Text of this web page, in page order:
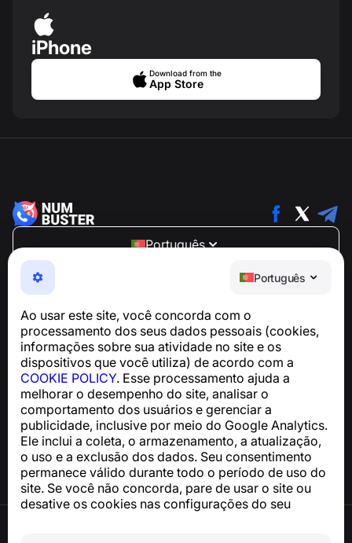
Português
Ao usar este site, você concorda com o
processamento dos seus dados pessoais (cookies,
informações sobre sua atividade no site e os
dispositivos que você utiliza) de acordo com a
COOKIE POLICY. Esse processamento ajuda a
melhorar o desempenho do site, analisar o
comportamento dos usuários e gerenciar a
publicidade, inclusive por meio do Google Analytics.
Ele inclui a coleta, o armazenamento, a atualização,
o uso e a exclusão dos dados. Seu consentimento
permanece válido durante todo o período de uso do
site. Se você não concorda, pare de usar o site ou
desative os cookies nas configurações do seu
iPhone
Download from the
App Store
Português
NumBuster © 2013—2026 ·
support@numbuster.com
Um app fácil de usar que protege você contra golpes
Para dúvidas sobre conformidade com a GDPR:
support@numbuster.com
Central de Ajuda
Notícias e Artigos
Sobre o projeto
Contatos